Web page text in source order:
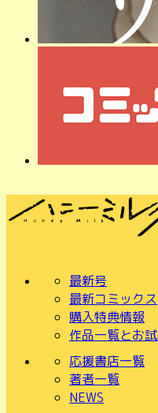
最新号
最新コミックス
購入特典情報
作品一覧とお
応援書店一覧
著者一覧
NEWS